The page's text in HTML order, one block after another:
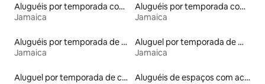
Aluguéis por temporada com suítes privativas
Jamaica
Aluguéis por temporada com caiaque
Jamaica
Aluguéis por temporada de acomodações de luxo
Jamaica
Aluguel por temporada de microcasas
Jamaica
Aluguel por temporada de casas na terra
Aluguéis de espaços com acesso direto a pistas de esqui